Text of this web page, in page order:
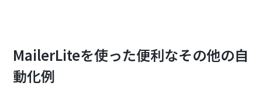
MailerLiteを使った便利なその他の自
動化例